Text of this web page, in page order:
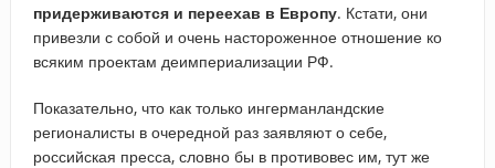
придерживаются и переехав в Европу. Кстати, они
привезли с собой и очень настороженное отношение ко
всяким проектам деимпериализации РФ.
Показательно, что как только ингерманландские
регионалисты в очередной раз заявляют о себе,
российская пресса, словно бы в противовес им, тут же